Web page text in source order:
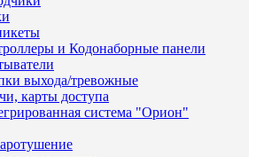
и Кодонаборные панели
выхода/тревожные
карты доступа
система "Орион"